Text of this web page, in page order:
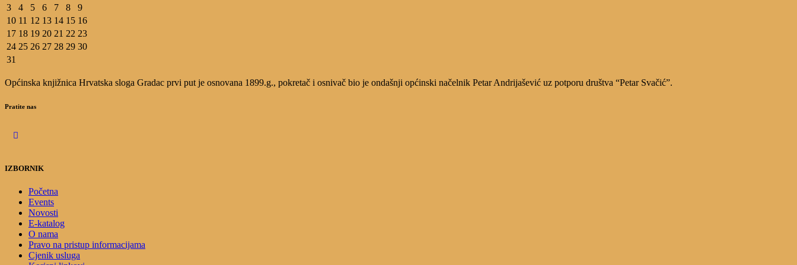
3
4 5 6 7 8
9
10 11 12 13 14 15 16
17 18 19 20 21 22 23
24 25 26 27 28 29 30
31
Općinska knjižnica Hrvatska sloga Gradac prvi put je osnovana 1899.g., pokretač i osnivač bio je ondašnji općinski načelnik Petar Andrijašević uz potporu društva “Petar Svačić”.
Pratite nas
IZBORNIK
Početna
Events
Novosti
E-katalog
O nama
Pravo na pristup informacijama
Cjenik usluga